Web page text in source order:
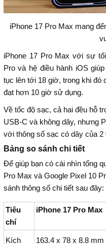
iPhone 17 Pro Max mang
iPhone 17 Pro Max với sự
Pro và hệ điều hành iOS
tục lên tới 18 giờ, trong khi đó
đạt hơn 10 giờ sử dụng.
Về tốc độ sạc, cả hai đều hỗ
USB-C và không dây, nhưng
với thông số sạc có dây của 2
Bảng so sánh chi tiết
Để giúp bạn có cái nhìn tổng
Pro Max và Google Pixel 10
sánh thông số chi tiết sau đây:
Tiêu
chí
iPhone 17 Pro Max
Kích
163.4 x 78 x 8.8 mm